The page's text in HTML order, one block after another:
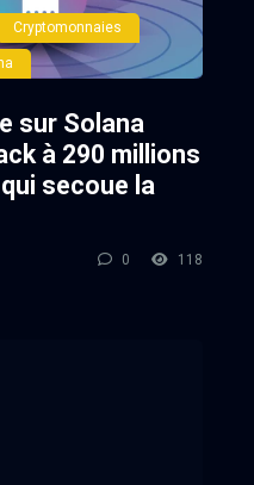
Cryptomonnaies
sur Solana
à 290 millions
secoue la
0 118